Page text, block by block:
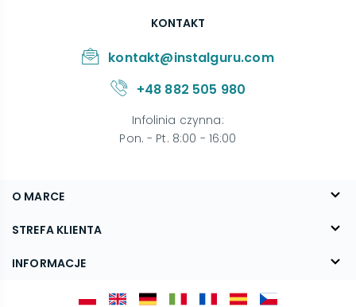
O MARCE
O nas
Blog
STREFA KLIENTA
FAQ
INFORMACJE
KONTAKT
kontakt@instalguru.com
+48 882 505 980
Infolinia czynna:
Pon. - Pt. 8:00 - 16:00